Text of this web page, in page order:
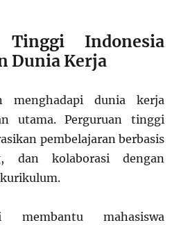
Tinggi Indonesia
Dunia Kerja
menghadapi dunia kerja
utama. Perguruan tinggi
pembelajaran berbasis
dan kolaborasi dengan
membantu mahasiswa